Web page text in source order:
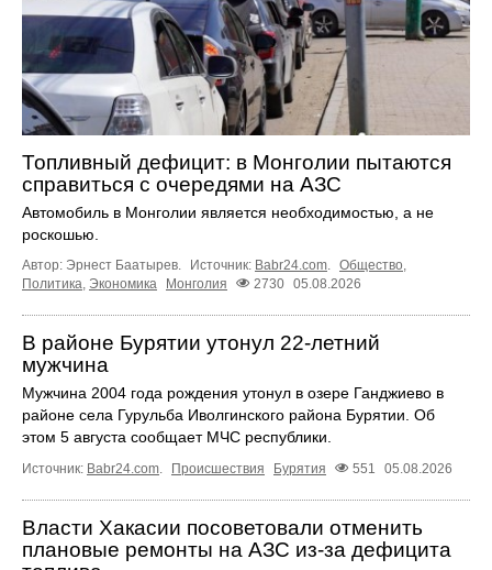
Топливный дефицит: в Монголии пытаются
справиться с очередями на АЗС
Автомобиль в Монголии является необходимостью, а не
роскошью.
Автор: Эрнест Баатырев. Источник: Babr24.com. Общество,
Политика, Экономика Монголия 2730 05.08.2026
В районе Бурятии утонул 22-летний
мужчина
Мужчина 2004 года рождения утонул в озере Ганджиево в
районе села Гурульба Иволгинского района Бурятии. Об
этом 5 августа сообщает МЧС республики.
Источник: Babr24.com. Происшествия Бурятия 551 05.08.2026
Власти Хакасии посоветовали отменить
плановые ремонты на АЗС из-за дефицита